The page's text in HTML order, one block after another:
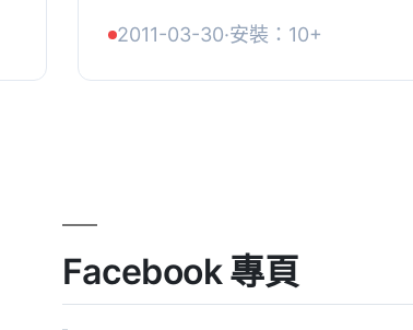
登錄、註冊或選擇其他身分。, ...
2011-03-30·安裝：10+
Facebook 專頁